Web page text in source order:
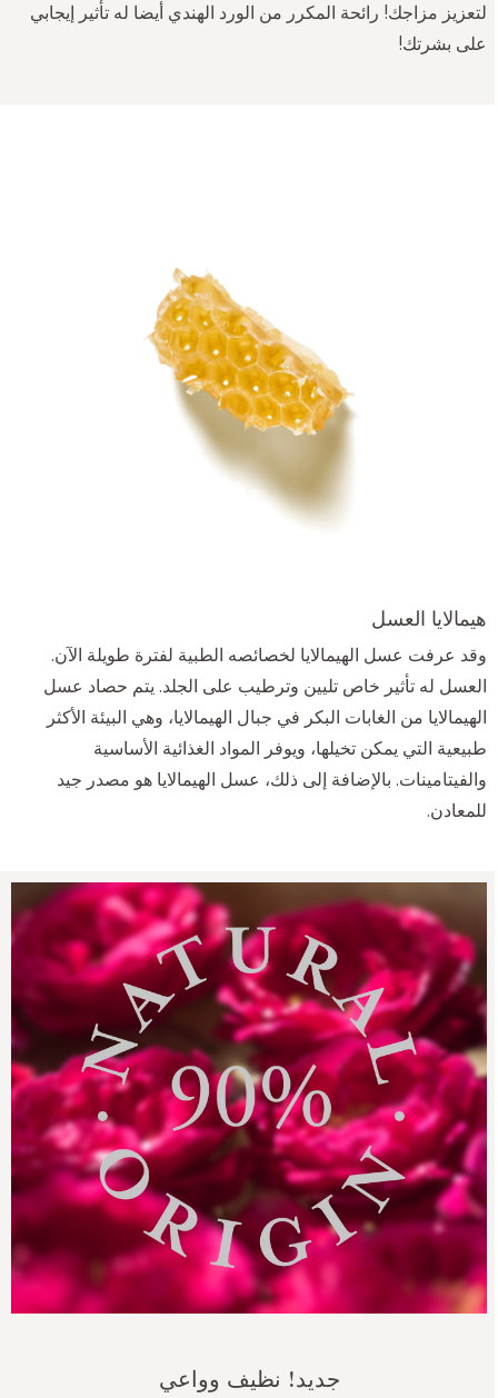
لتعزيز مزاجك! رائحة المكرر من الورد الهندي أيضا له تأثير إيجابي
على بشرتك!
هيمالايا العسل
وقد عرفت عسل الهيمالايا لخصائصه الطبية لفترة طويلة الآن.
العسل له تأثير خاص تليين وترطيب على الجلد. يتم حصاد عسل
الهيمالايا من الغابات البكر في جبال الهيمالايا، وهي البيئة الأكثر
طبيعية التي يمكن تخيلها، ويوفر المواد الغذائية الأساسية
والفيتامينات. بالإضافة إلى ذلك، عسل الهيمالايا هو مصدر جيد
للمعادن.
جديد! نظيف وواعي